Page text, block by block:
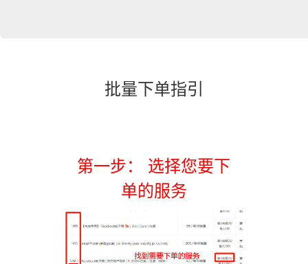
批量下单指引
第一步： 选择您要下
单的服务